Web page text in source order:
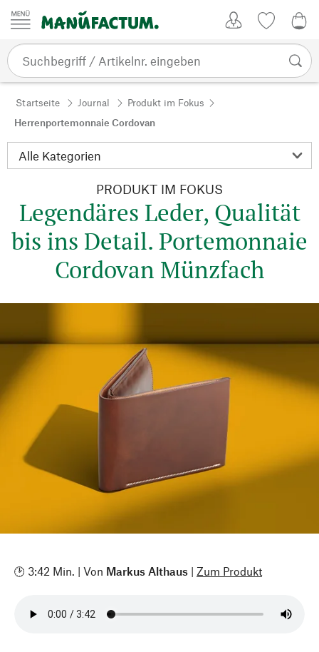
Zum Inhalt springen
Startseite Journal
Produkt im Fokus
Herrenportemonnaie Cordovan
PRODUKT IM FOKUS
Legendäres Leder, Qualität
bis ins Detail. Portemonnaie
Cordovan Münzfach
🕑 3:42 Min. | Von Markus Althaus | Zum Produkt